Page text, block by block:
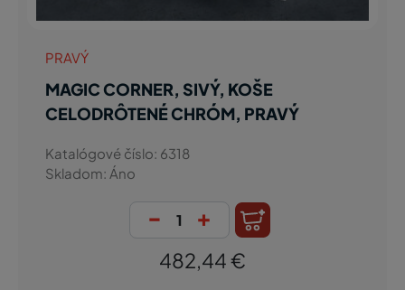
PRAVÝ
MAGIC CORNER, SIVÝ, KOŠE
CELODRÔTENÉ CHRÓM, PRAVÝ
Katalógové číslo: 6318
Skladom: Áno
- +
482,44 €